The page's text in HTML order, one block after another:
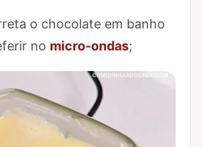
concluído
o chocolate em banho
no micro-ondas;